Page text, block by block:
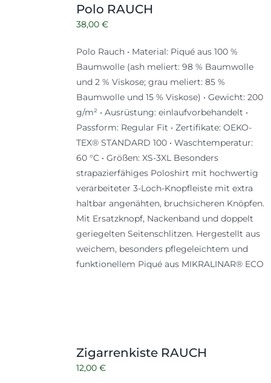
Polo RAUCH
38,00 €
Polo Rauch • Material: Piqué aus 100 %
Baumwolle (ash meliert: 98 % Baumwolle
und 2 % Viskose; grau meliert: 85 %
Baumwolle und 15 % Viskose) • Gewicht: 200
g/m² • Ausrüstung: einlaufvorbehandelt •
Passform: Regular Fit • Zertifikate: OEKO-
TEX® STANDARD 100 • Waschtemperatur:
60 °C • Größen: XS-3XL Besonders
strapazierfähiges Poloshirt mit hochwertig
verarbeiteter 3-Loch-Knopfleiste mit extra
haltbar angenähten, bruchsicheren Knöpfen.
Mit Ersatzknopf, Nackenband und doppelt
geriegelten Seitenschlitzen. Hergestellt aus
weichem, besonders pflegeleichtem und
funktionellem Piqué aus MIKRALINAR® ECO
Zigarrenkiste RAUCH
12,00 €